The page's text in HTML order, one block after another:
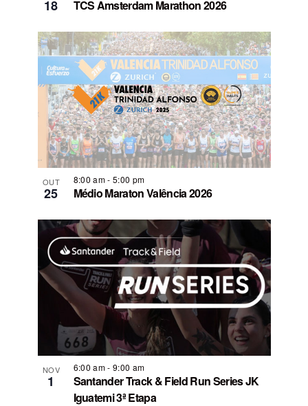
18 TCS Amsterdam Marathon 2026
OUT
25 Médio Maraton Valência 2026
8:00 am-5:00 pm
NOV
1
Santander Track & Field Run Series JK
Iguatemi 3ª Etapa
6:00 am-9:00 am